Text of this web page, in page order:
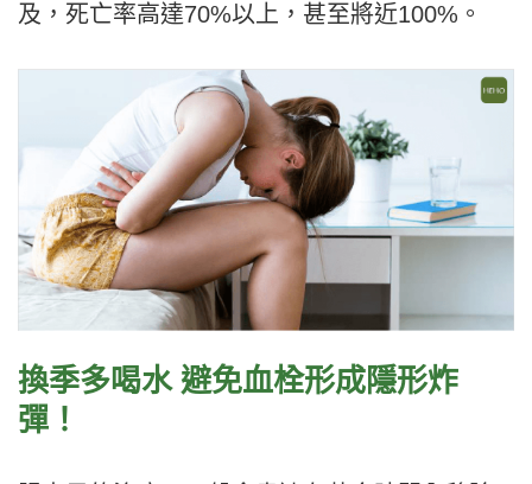
及，死亡率高達70%以上，甚至將近100%。
換季多喝水 避免血栓形成隱形炸
彈！